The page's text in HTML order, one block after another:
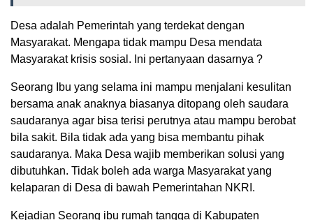
Desa adalah Pemerintah yang terdekat dengan
Masyarakat. Mengapa tidak mampu Desa mendata
Masyarakat krisis sosial. Ini pertanyaan dasarnya ?
Seorang Ibu yang selama ini mampu menjalani kesulitan
bersama anak anaknya biasanya ditopang oleh saudara
saudaranya agar bisa terisi perutnya atau mampu berobat
bila sakit. Bila tidak ada yang bisa membantu pihak
saudaranya. Maka Desa wajib memberikan solusi yang
dibutuhkan. Tidak boleh ada warga Masyarakat yang
kelaparan di Desa di bawah Pemerintahan NKRI.
Kejadian Seorang ibu rumah tangga di Kabupaten